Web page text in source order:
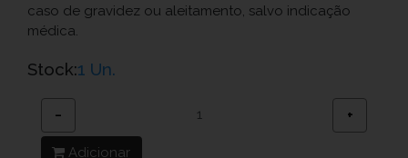
caso de gravidez ou aleitamento, salvo indicação
médica.
Stock:1 Un.
− +
Adicionar